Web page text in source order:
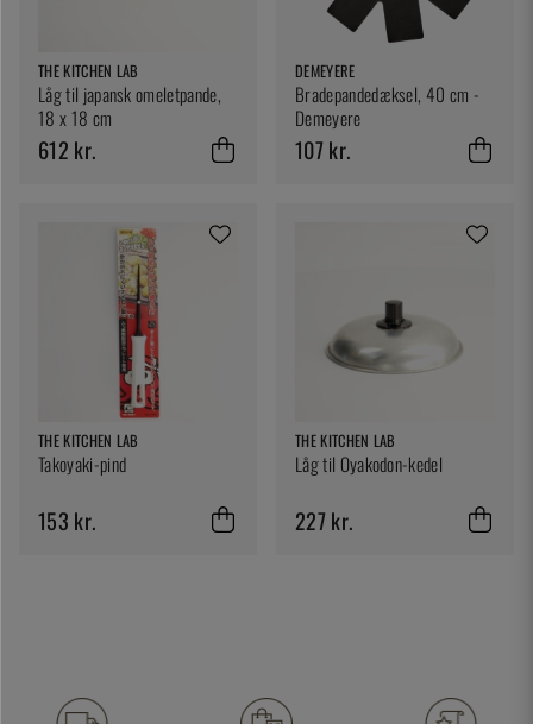
THE KITCHEN LAB
Låg til japansk omeletpande,
18 x 18 cm
612 kr.
DEMEYERE
Bradepandedæksel, 40 cm -
Demeyere
107 kr.
THE KITCHEN LAB
Takoyaki-pind
153 kr.
THE KITCHEN LAB
Låg til Oyakodon-kedel
227 kr.